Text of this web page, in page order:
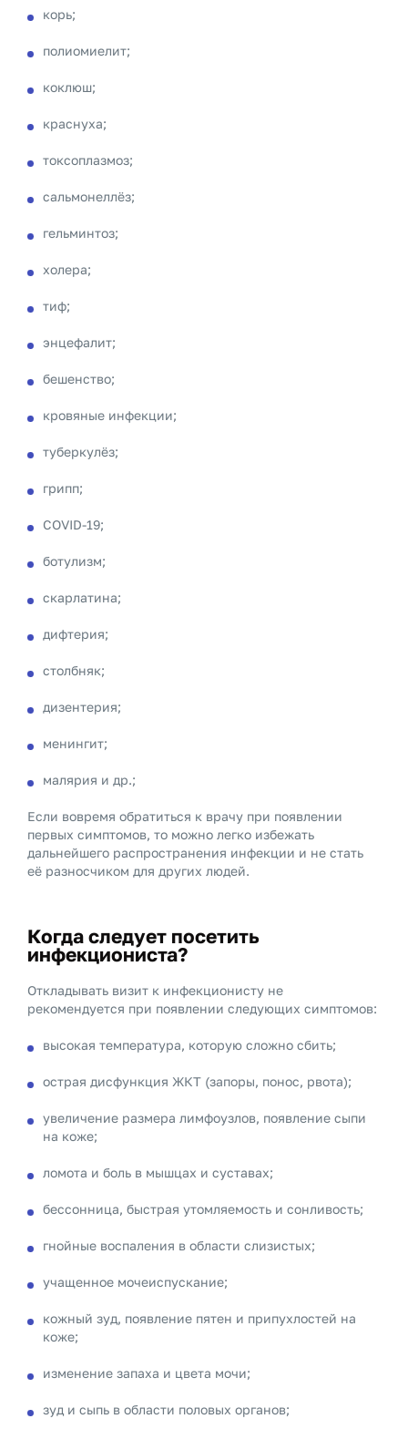
корь;
полиомиелит;
коклюш;
краснуха;
токсоплазмоз;
сальмонеллёз;
гельминтоз;
холера;
тиф;
энцефалит;
бешенство;
кровяные инфекции;
туберкулёз;
грипп;
COVID-19;
ботулизм;
скарлатина;
дифтерия;
столбняк;
дизентерия;
менингит;
малярия и др.;
Если вовремя обратиться к врачу при появлении
первых симптомов, то можно легко избежать
дальнейшего распространения инфекции и не стать
её разносчиком для других людей.
Когда следует посетить
инфекциониста?
Откладывать визит к инфекционисту не
рекомендуется при появлении следующих симптомов:
высокая температура, которую сложно сбить;
острая дисфункция ЖКТ (запоры, понос, рвота);
увеличение размера лимфоузлов, появление сыпи
на коже;
ломота и боль в мышцах и суставах;
бессонница, быстрая утомляемость и сонливость;
гнойные воспаления в области слизистых;
учащенное мочеиспускание;
кожный зуд, появление пятен и припухлостей на
коже;
изменение запаха и цвета мочи;
зуд и сыпь в области половых органов;